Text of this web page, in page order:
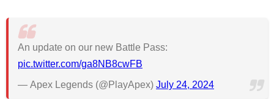
An update on our new Battle Pass:
pic.twitter.com/ga8NB8cwFB
— Apex Legends (@PlayApex) July 24, 2024